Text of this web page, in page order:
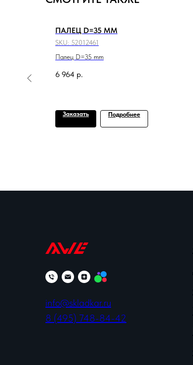
ПАЛЕЦ D=35 MM
SKU: 52012461
Палец D=35 mm
6 964 р.
Заказать Подробнее
info@skladkar.ru
8 (495) 748-84-42